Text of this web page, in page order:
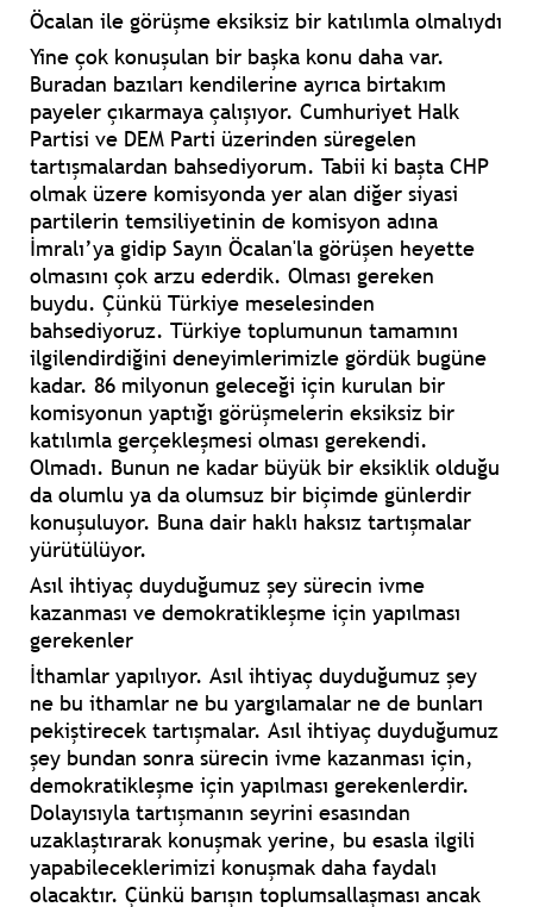
Öcalan ile görüşme eksiksiz bir katılımla olmalıydı
Yine çok konuşulan bir başka konu daha var.
Buradan bazıları kendilerine ayrıca birtakım
payeler çıkarmaya çalışıyor. Cumhuriyet Halk
Partisi ve DEM Parti üzerinden süregelen
tartışmalardan bahsediyorum. Tabii ki başta CHP
olmak üzere komisyonda yer alan diğer siyasi
partilerin temsiliyetinin de komisyon adına
İmralı’ya gidip Sayın Öcalan'la görüşen heyette
olmasını çok arzu ederdik. Olması gereken
buydu. Çünkü Türkiye meselesinden
bahsediyoruz. Türkiye toplumunun tamamını
ilgilendirdiğini deneyimlerimizle gördük bugüne
kadar. 86 milyonun geleceği için kurulan bir
komisyonun yaptığı görüşmelerin eksiksiz bir
katılımla gerçekleşmesi olması gerekendi.
Olmadı. Bunun ne kadar büyük bir eksiklik olduğu
da olumlu ya da olumsuz bir biçimde günlerdir
konuşuluyor. Buna dair haklı haksız tartışmalar
yürütülüyor.
Asıl ihtiyaç duyduğumuz şey sürecin ivme
kazanması ve demokratikleşme için yapılması
gerekenler
İthamlar yapılıyor. Asıl ihtiyaç duyduğumuz şey
ne bu ithamlar ne bu yargılamalar ne de bunları
pekiştirecek tartışmalar. Asıl ihtiyaç duyduğumuz
şey bundan sonra sürecin ivme kazanması için,
demokratikleşme için yapılması gerekenlerdir.
Dolayısıyla tartışmanın seyrini esasından
uzaklaştırarak konuşmak yerine, bu esasla ilgili
yapabileceklerimizi konuşmak daha faydalı
olacaktır. Çünkü barışın toplumsallaşması ancak